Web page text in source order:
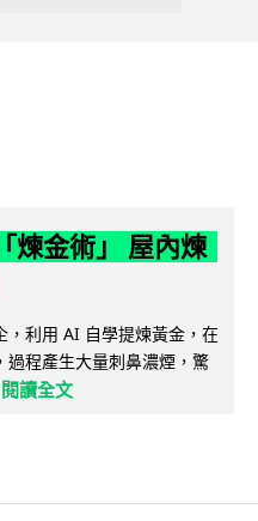
煉金術」 屋內煉
，利用 AI 自學提煉黃金，在
過程產生大量刺鼻濃煙，驚
閱讀全文